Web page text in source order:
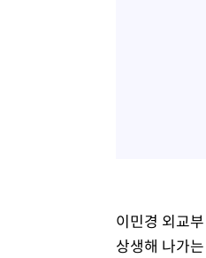
이민경 외교
상생해 나가